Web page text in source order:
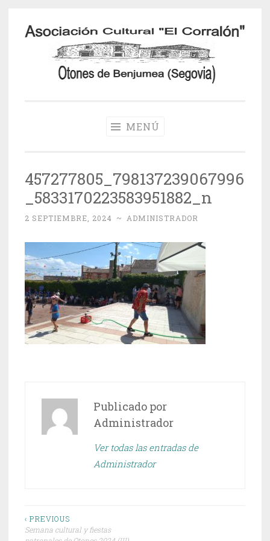
Saltar
contenido
MENÚ
457277805_798137239067996
_5833170223583951882_n
2 SEPTIEMBRE, 2024 ~ ADMINISTRADOR
Publicado por
Administrador
Ver todas las entradas de
Administrador
Navegación
‹ PREVIOUS
Semana cultural y fiestas